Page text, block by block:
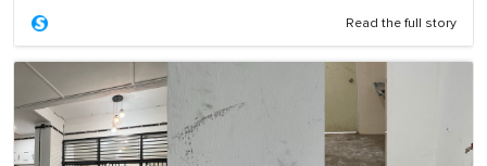
Read the full story